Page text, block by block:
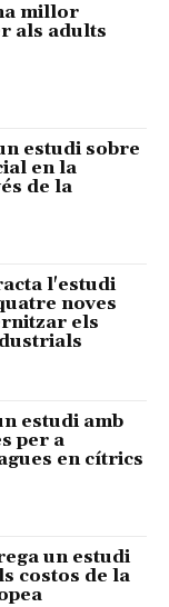
millor
als adults
estudi sobre
en la
de la
l'estudi
noves
els
estudi amb
per a
en cítrics
un estudi
costos de la